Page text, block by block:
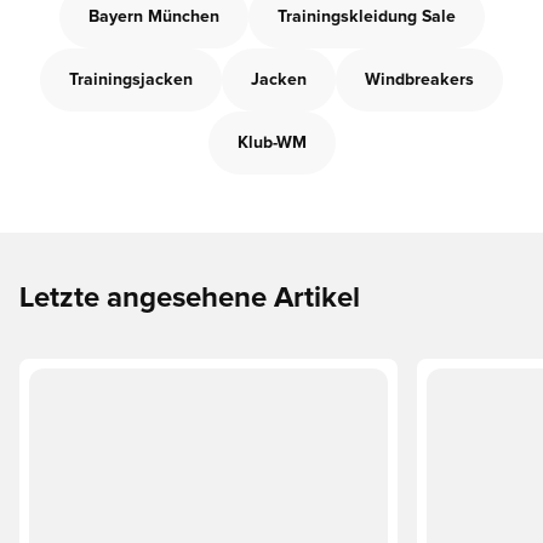
Bayern München Trainingskleidung Sale
Trainingsjacken Jacken Windbreakers
Klub-WM
Letzte angesehene Artikel